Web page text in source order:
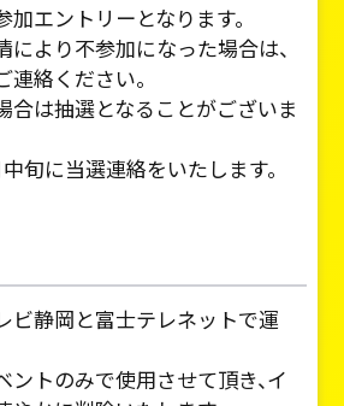
エントリーとなります。
より不参加になった場合は、
絡ください。
は抽選となることがございま
旬に当選連絡をいたします。
ビ静岡と富士テレネットで運
トのみで使用させて頂き、イ